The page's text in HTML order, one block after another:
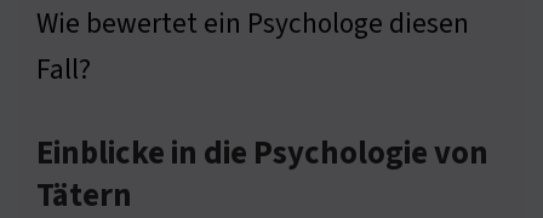
Wie bewertet ein Psychologe diesen
Fall?
Einblicke in die Psychologie von
Tätern